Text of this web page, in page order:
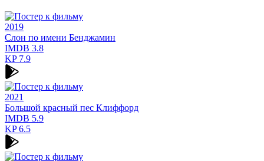
2019
Слон по имени Бенджамин
IMDB 3.8
KP7.9
2021
Большой красный пес Клиффорд
IMDB 5.9
KP6.5